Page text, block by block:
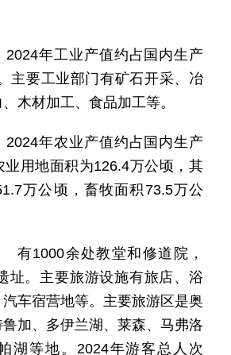
2024年工业产值约占国内生产
主要工业部门有矿石开采、冶
木材加工、食品加工等。
2024年农业产值约占国内生产
业用地面积为126.4万公顷，其
万公顷，畜牧面积73.5万公
有1000余处教堂和修道院，
址。主要旅游设施有旅店、浴
车宿营地等。主要旅游区是奥
加、多伊兰湖、莱森、马弗洛
湖等地。2024年游客总人次